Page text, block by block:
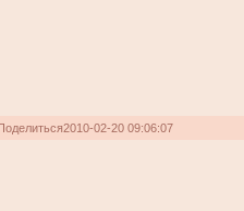
Поделиться2010-02-20 09:06:07